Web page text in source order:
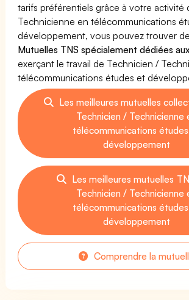
tarifs préférentiels grâce à votre activité
Technicienne en télécommunications
développement, vous pouvez trouver
Mutuelles TNS spécialement dédiées
exerçant le travail de Technicien /
télécommunications études et
Les meilleures mutuelles
Technicien / Technicienne
télécommunications
développement
Les meilleures mutuelles
Technicien / Technicienne
télécommunications
développement
Comprendre la